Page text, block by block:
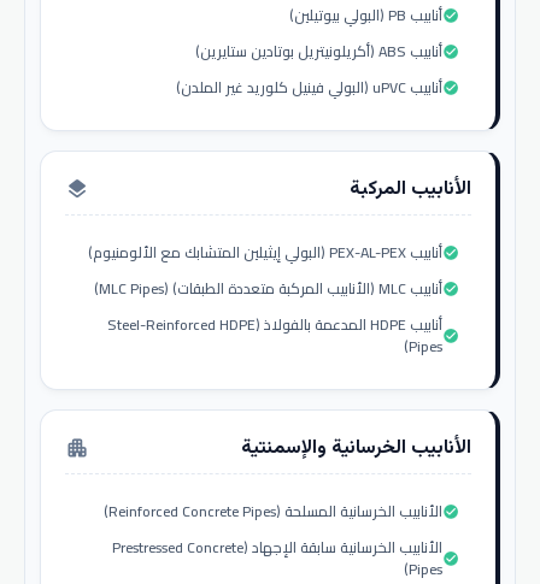
أنابيب PB (البولي بيوتيلين)check_circle
أنابيب ABS (أكريلونيتريل بوتادين ستايرين)check_circle
أنابيب uPVC (البولي فينيل كلوريد غير الملدن)check_circle
الأنابيب المركبة layers
أنابيب PEX-AL-PEX (البولي إيثيلين المتشابك مع الألومنيوم)check_circle
أنابيب MLC (الأنابيب المركبة متعددة الطبقات) (MLC Pipes)check_circle
أنابيب HDPE المدعمة بالفولاذ (Steel-Reinforced HDPE
Pipes)check_circle
الأنابيب الخرسانية والإسمنتية apartment
الأنابيب الخرسانية المسلحة (Reinforced Concrete Pipes)check_circle
الأنابيب الخرسانية سابقة الإجهاد (Prestressed Concrete
Pipes)check_circle